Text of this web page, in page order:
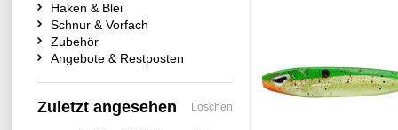
Haken & Blei
Schnur & Vorfach
Zubehör
Angebote & Restposten
Zuletzt angesehen Löschen